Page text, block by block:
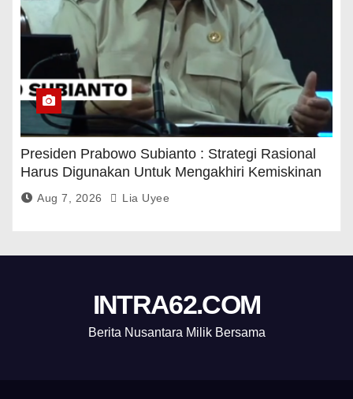
Presiden Prabowo Subianto : Strategi Rasional
Harus Digunakan Untuk Mengakhiri Kemiskinan
Aug 7, 2026 Lia Uyee
INTRA62.COM
Berita Nusantara Milik Bersama